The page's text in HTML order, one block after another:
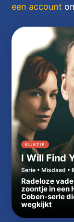
een account
KIJKTIP
I Will Find
Serie • Misdaad •
Radeloze
zoontje in een
Coben-serie
wegkijkt